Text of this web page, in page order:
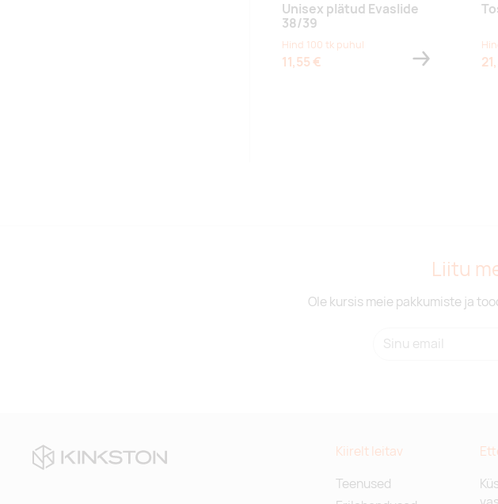
Unisex plätud Evaslide
38/39
Hind 100 tk puhul
11,55 €
Liitu
Ole kursis meie pakkumiste ja
Kiirelt leitav
Teenused